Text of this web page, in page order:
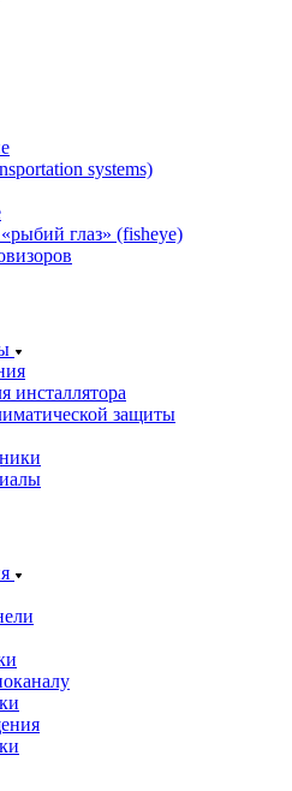
systems)
глаз» (fisheye)
инсталлятора
защиты